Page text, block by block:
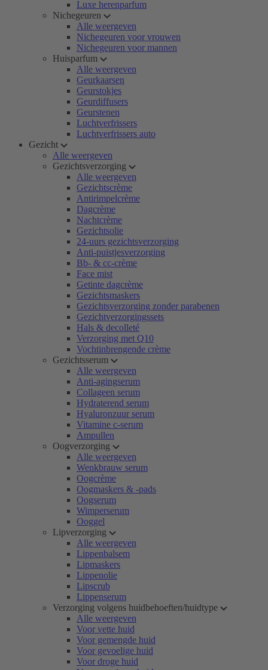
Luxe herenparfum
Nichegeuren
Alle weergeven
Nichegeuren voor vrouwen
Nichegeuren voor mannen
Huisparfum
Alle weergeven
Geurkaarsen
Geurstokjes
Geurdiffusers
Geurstenen
Luchtverfrissers
Luchtverfrissers auto
Gezicht
Alle weergeven
Gezichtsverzorging
Alle weergeven
Gezichtscrème
Antirimpelcrème
Dagcrème
Nachtcrème
Gezichtsolie
24-uurs gezichtsverzorging
Anti-puistjesverzorging
Bb- & cc-crème
Face mist
Getinte dagcrème
Gezichtsmaskers
Gezichtsverzorging zonder parabenen
Gezichtverzorgingssets
Hals & decolleté
Verzorging met Q10
Vochtinbrengende crème
Gezichtsserum
Alle weergeven
Anti-agingserum
Collageen serum
Hydraterend serum
Hyaluronzuur serum
Vitamine c-serum
Ampullen
Oogverzorging
Alle weergeven
Wenkbrauw serum
Oogcrème
Oogmaskers & -pads
Oogserum
Wimperserum
Ooggel
Lipverzorging
Alle weergeven
Lippenbalsem
Lipmaskers
Lippenolie
Lipscrub
Lippenserum
Verzorging volgens huidbehoeften/huidtype
Alle weergeven
Voor vette huid
Voor gemengde huid
Voor gevoelige huid
Voor droge huid